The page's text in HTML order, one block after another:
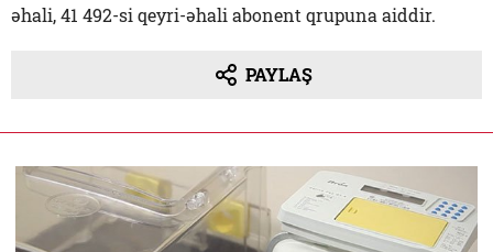
əhali, 41 492-si qeyri-əhali abonent qrupuna aiddir.
PAYLAŞ